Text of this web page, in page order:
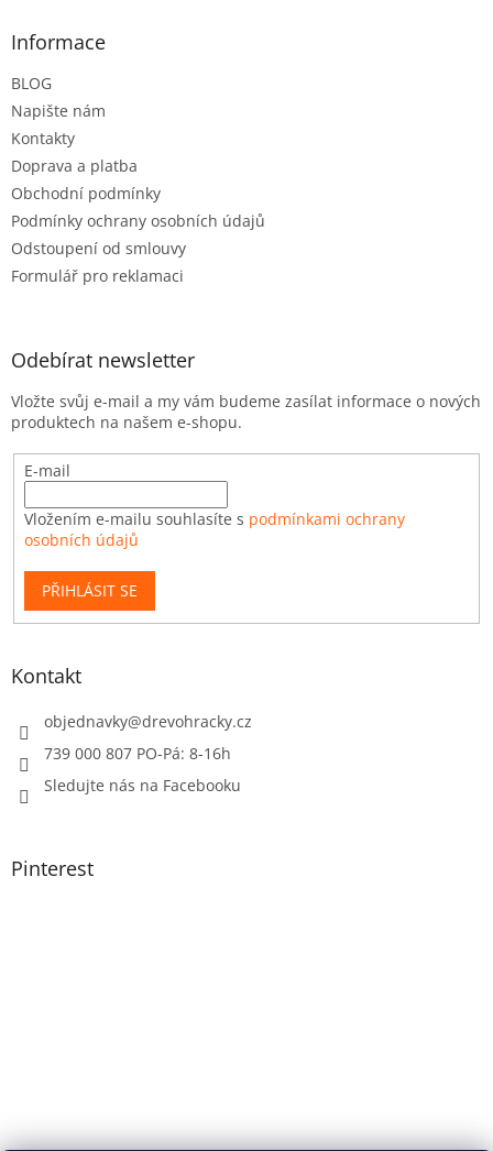
Informace
BLOG
Napište nám
Kontakty
Doprava a platba
Obchodní podmínky
Podmínky ochrany osobních údajů
Odstoupení od smlouvy
Formulář pro reklamaci
Odebírat newsletter
Vložte svůj e-mail a my vám budeme zasílat informace o nových
produktech na našem e-shopu.
E-mail
Vložením e-mailu souhlasíte s podmínkami ochrany
osobních údajů
PŘIHLÁSIT SE
Kontakt
objednavky@drevohracky.cz
739 000 807 PO-Pá: 8-16h
Sledujte nás na Facebooku
Pinterest